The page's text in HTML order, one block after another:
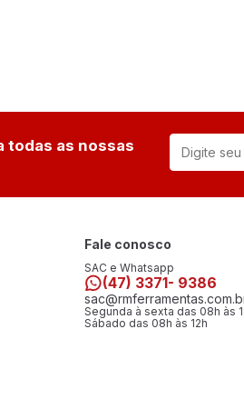
todas as nossas
Fale conosco
SAC e Whatsapp
(47) 3371- 9386
Segunda à sexta das 08h às
Sábado das 08h às 12h